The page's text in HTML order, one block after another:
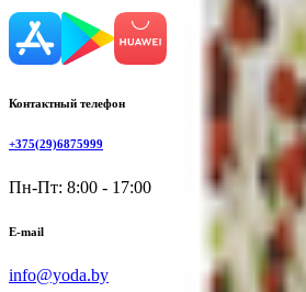
Контактный телефон
+375(29)6875999
Пн-Пт: 8:00 - 17:00
E-mail
info@yoda.by